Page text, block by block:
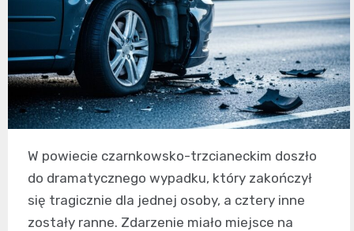
W powiecie czarnkowsko-trzcianeckim doszło
do dramatycznego wypadku, który zakończył
się tragicznie dla jednej osoby, a cztery inne
zostały ranne. Zdarzenie miało miejsce na